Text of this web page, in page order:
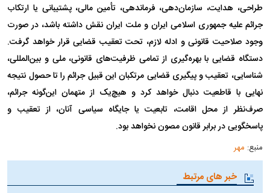
طراحی، هدایت، سازمان‌دهی، فرماندهی، تأمین مالی، پشتیبانی یا ارتکاب
جرائم علیه جمهوری اسلامی ایران و ملت ایران نقش داشته باشد، در صورت
وجود صلاحیت قانونی و ادله لازم، تحت تعقیب قضایی قرار خواهد گرفت.
دستگاه قضایی با بهره‌گیری از تمامی ظرفیت‌های قانونی، ملی و بین‌المللی،
شناسایی، تعقیب و پیگیری قضایی مرتکبان این قبیل جرائم را تا حصول نتیجه
نهایی با قاطعیت دنبال خواهد کرد و هیچ‌یک از متهمان این‌گونه جرائم،
صرف‌نظر از محل اقامت، تابعیت یا جایگاه سیاسی آنان، از تعقیب و
پاسخگویی در برابر قانون مصون نخواهد بود.
منبع: مهر
خبر های مرتبط